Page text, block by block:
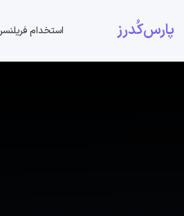
پارس‌کُدرز استخدام فریلنسر